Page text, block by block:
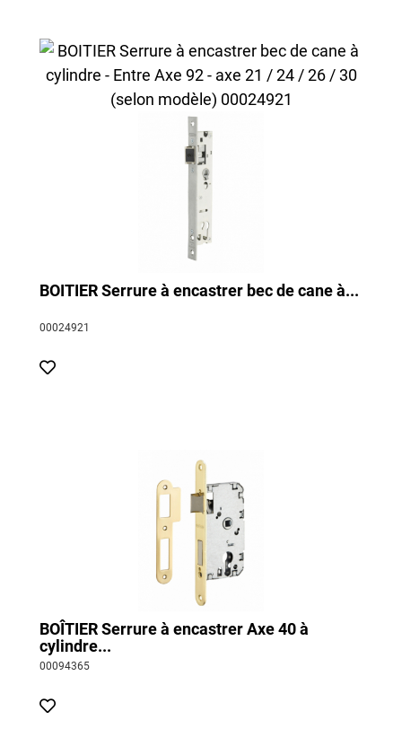
BOITIER Serrure à encastrer bec de cane à...
00024921
BOÎTIER Serrure à encastrer Axe 40 à
cylindre...
00094365